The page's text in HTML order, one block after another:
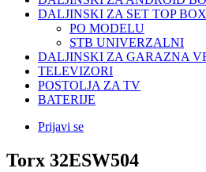
DALJINSKI ZA SET TOP BOX
PO MODELU
STB UNIVERZALNI
DALJINSKI ZA GARAZNA
TELEVIZORI
POSTOLJA ZA TV
BATERIJE
Prijavi se
Torx 32ESW504